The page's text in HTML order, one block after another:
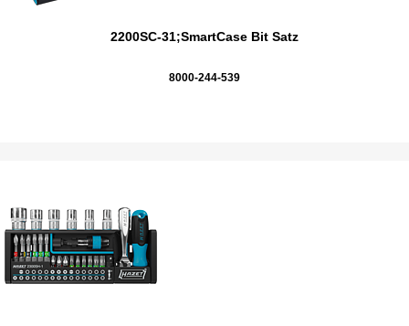
2200SC-31;SmartCase Bit Satz
8000-244-539